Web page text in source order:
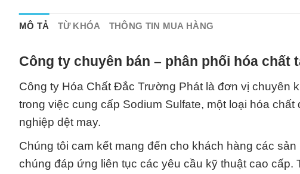
MÔ TẢ TỪ KHÓA THÔNG TIN MUA HÀNG
Công ty chuyên bán – phân phối hóa chất
Công ty Hóa Chất Đắc Trường Phát là đơn vị chuyên
trong việc cung cấp Sodium Sulfate, một loại hóa
nghiệp dệt may.
Chúng tôi cam kết mang đến cho khách hàng các
chúng đáp ứng liên tục các yêu cầu kỹ thuật cao